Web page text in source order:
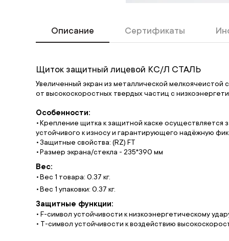
Описание Сертификаты
Щиток защитный лицевой КС/Л СТАЛЬ
Увеличенный экран из металлической
от высокоскоростных твердых частиц с
Особенности:
Крепление щитка к защитной каске
устойчивого к износу и гарантирующего надёжную
Защитные свойства: (RZ) FT
Размер экрана/стекла - 235*390 мм
Вес:
Вес 1 товара: 0.37 кг.
Вес 1 упаковки: 0.37 кг.
Защитные функции:
• F-символ устойчивости к низкоэнергетическому
• Т-символ устойчивости к воздействию